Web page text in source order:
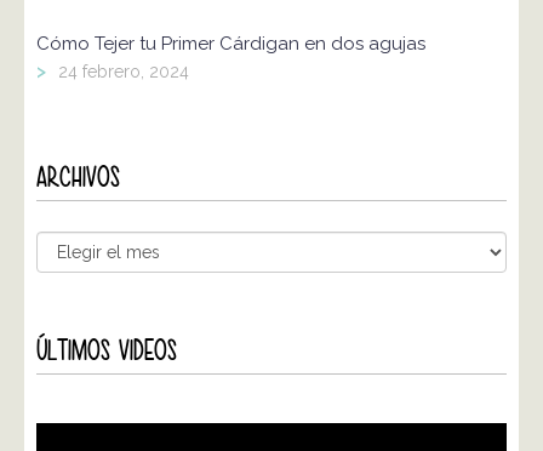
Cómo Tejer tu Primer Cárdigan en dos agujas
> 24 febrero, 2024
ARCHIVOS
ÚLTIMOS VIDEOS